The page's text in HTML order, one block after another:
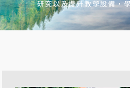
研究以及提升教學設備，